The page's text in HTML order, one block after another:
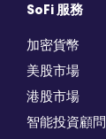
SoFi 服務
加密貨幣
美股市場
港股市場
智能投資顧